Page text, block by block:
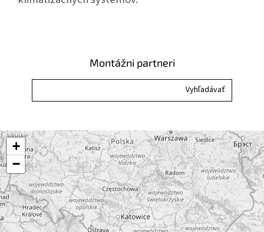
Montážni partneri
+
−